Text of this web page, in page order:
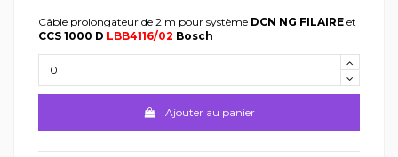
Câble prolongateur de 2 m pour système DCN NG FILAIRE et
CCS 1000 D LBB4116/02 Bosch
Ajouter au panier